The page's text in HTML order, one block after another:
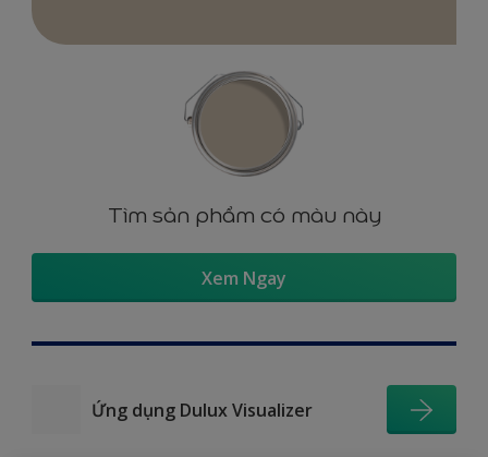
Tìm sản phẩm có màu này
Xem Ngay
Ứng dụng Dulux Visualizer